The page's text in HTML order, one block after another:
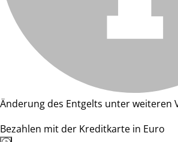
Änderung des Entgelts unter weiteren
Bezahlen mit der Kreditkarte in Euro